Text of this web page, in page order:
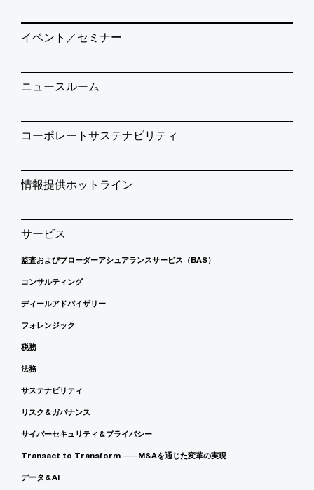
イベント／セミナー
ニュースルーム
コーポレートサステナビリティ
情報提供ホットライン
サービス
監査およびブローダーアシュアランスサービス（BAS）
コンサルティング
ディールアドバイザリー
フォレンジック
税務
法務
サステナビリティ
リスク＆ガバナンス
サイバーセキュリティ＆プライバシー
Transact to Transform ――M&Aを通じた変革の実現
データ＆AI